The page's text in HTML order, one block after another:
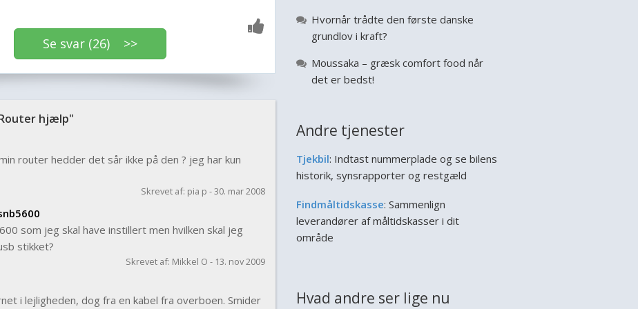
Se svar (26) >>
hjælp"
router hedder det sår ikke på den ? jeg har kun
Skrevet af: pia p - 30. mar 2008
som jeg skal have instillert men hvilken skal jeg
stikket?
Skrevet af: Mikkel O - 13. nov 2009
i lejligheden, dog fra en kabel fra overboen. Smider
Hvornår trådte den første danske
grundlov i kraft?
Moussaka – græsk comfort food når
det er bedst!
Andre tjenester
Tjekbil: Indtast nummerplade og se bilens
historik, synsrapporter og restgæld
Findmåltidskasse: Sammenlign
leverandører af måltidskasser i dit
område
Hvad andre ser lige nu